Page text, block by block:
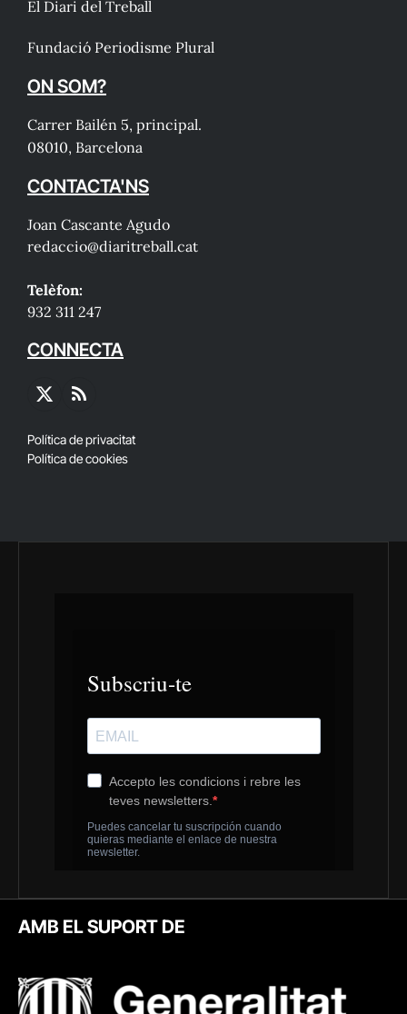
El Diari del Treball
Fundació Periodisme Plural
ON SOM?
Carrer Bailén 5, principal.
08010, Barcelona
CONTACTA'NS
Joan Cascante Agudo
redaccio@diaritreball.cat
Telèfon:
932 311 247
CONNECTA
X
RSS
Política de privacitat
Política de cookies
AMB EL SUPORT DE